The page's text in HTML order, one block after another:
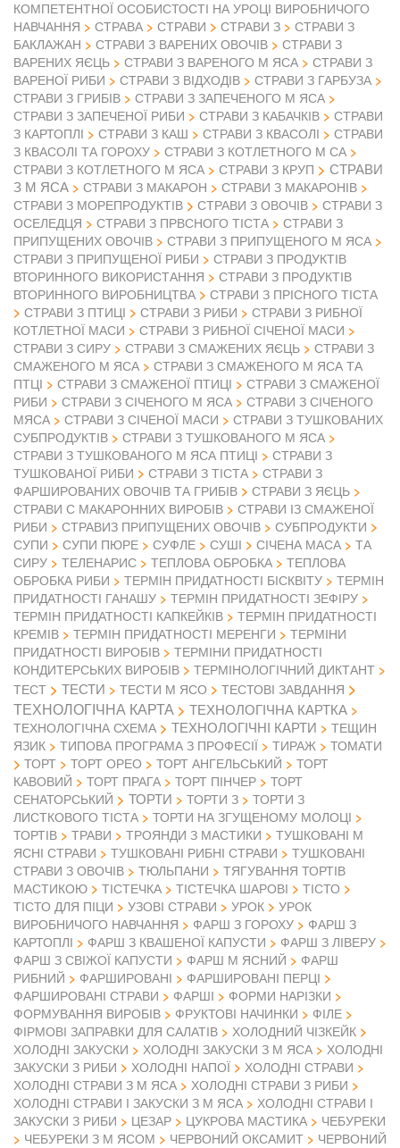
КОМПЕТЕНТНОЇ ОСОБИСТОСТІ НА УРОЦІ ВИРОБНИЧОГО
НАВЧАННЯ
СТРАВА СТРАВИ СТРАВИ З
СТРАВИ З
БАКЛАЖАН
СТРАВИ З ВАРЕНИХ ОВОЧІВ
СТРАВИ З
ВАРЕНИХ ЯЄЦЬ
СТРАВИ З ВАРЕНОГО М ЯСА
СТРАВИ З
ВАРЕНОЇ РИБИ
СТРАВИ З ВІДХОДІВ
СТРАВИ З ГАРБУЗА
СТРАВИ З ГРИБІВ
СТРАВИ З ЗАПЕЧЕНОГО М ЯСА
СТРАВИ З ЗАПЕЧЕНОЇ РИБИ
СТРАВИ З КАБАЧКІВ
СТРАВИ
З КАРТОПЛІ
СТРАВИ З КАШ СТРАВИ З КВАСОЛІ
СТРАВИ
З КВАСОЛІ ТА ГОРОХУ
СТРАВИ З КОТЛЕТНОГО М СА
СТРАВИ З КОТЛЕТНОГО М ЯСА
СТРАВИ З КРУП
СТРАВИ
З М ЯСА
СТРАВИ З МАКАРОН
СТРАВИ З МАКАРОНІВ
СТРАВИ З МОРЕПРОДУКТІВ
СТРАВИ З ОВОЧІВ
СТРАВИ З
ОСЕЛЕДЦЯ
СТРАВИ З ПРВСНОГО ТІСТА
СТРАВИ З
ПРИПУЩЕНИХ ОВОЧІВ
СТРАВИ З ПРИПУЩЕНОГО М ЯСА
СТРАВИ З ПРИПУЩЕНОЇ РИБИ
СТРАВИ З ПРОДУКТІВ
ВТОРИННОГО ВИКОРИСТАННЯ
СТРАВИ З ПРОДУКТІВ
ВТОРИННОГО ВИРОБНИЦТВА
СТРАВИ З ПРІСНОГО ТІСТА
СТРАВИ З ПТИЦІ
СТРАВИ З РИБИ
СТРАВИ З РИБНОЇ
КОТЛЕТНОЇ МАСИ
СТРАВИ З РИБНОЇ СІЧЕНОЇ МАСИ
СТРАВИ З СИРУ
СТРАВИ З СМАЖЕНИХ ЯЄЦЬ
СТРАВИ З
СМАЖЕНОГО М ЯСА
СТРАВИ З СМАЖЕНОГО М ЯСА ТА
ПТЦІ
СТРАВИ З СМАЖЕНОЇ ПТИЦІ
СТРАВИ З СМАЖЕНОЇ
РИБИ
СТРАВИ З СІЧЕНОГО М ЯСА
СТРАВИ З СІЧЕНОГО
МЯСА
СТРАВИ З СІЧЕНОЇ МАСИ
СТРАВИ З ТУШКОВАНИХ
СУБПРОДУКТІВ
СТРАВИ З ТУШКОВАНОГО М ЯСА
СТРАВИ З ТУШКОВАНОГО М ЯСА ПТИЦІ
СТРАВИ З
ТУШКОВАНОЇ РИБИ
СТРАВИ З ТІСТА
СТРАВИ З
ФАРШИРОВАНИХ ОВОЧІВ ТА ГРИБІВ
СТРАВИ З ЯЄЦЬ
СТРАВИ С МАКАРОННИХ ВИРОБІВ
СТРАВИ ІЗ СМАЖЕНОЇ
РИБИ
СТРАВИЗ ПРИПУЩЕНИХ ОВОЧІВ
СУБПРОДУКТИ
СУПИ
СУПИ ПЮРЕ СУФЛЕ СУШІ СІЧЕНА МАСА
ТА
СИРУ
ТЕЛЕНАРИС ТЕПЛОВА ОБРОБКА
ТЕПЛОВА
ОБРОБКА РИБИ
ТЕРМІН ПРИДАТНОСТІ БІСКВІТУ
ТЕРМІН
ПРИДАТНОСТІ ГАНАШУ
ТЕРМІН ПРИДАТНОСТІ ЗЕФІРУ
ТЕРМІН ПРИДАТНОСТІ КАПКЕЙКІВ
ТЕРМІН ПРИДАТНОСТІ
КРЕМІВ
ТЕРМІН ПРИДАТНОСТІ МЕРЕНГИ
ТЕРМІНИ
ПРИДАТНОСТІ ВИРОБІВ
ТЕРМІНИ ПРИДАТНОСТІ
КОНДИТЕРСЬКИХ ВИРОБІВ
ТЕРМІНОЛОГІЧНИЙ ДИКТАНТ
ТЕСТ
ТЕСТИ ТЕСТИ М ЯСО ТЕСТОВІ ЗАВДАННЯ
ТЕХНОЛОГІЧНА КАРТА ТЕХНОЛОГІЧНА КАРТКА
ТЕХНОЛОГІЧНА СХЕМА ТЕХНОЛОГІЧНІ КАРТИ
ТЕЩИН
ЯЗИК
ТИПОВА ПРОГРАМА З ПРОФЕСІЇ ТИРАЖ ТОМАТИ
ТОРТ ТОРТ ОРЕО ТОРТ АНГЕЛЬСЬКИЙ
ТОРТ
КАВОВИЙ
ТОРТ ПРАГА ТОРТ ПІНЧЕР
ТОРТ
СЕНАТОРСЬКИЙ
ТОРТИ ТОРТИ З
ТОРТИ З
ЛИСТКОВОГО ТІСТА
ТОРТИ НА ЗГУЩЕНОМУ МОЛОЦІ
ТОРТІВ
ТРАВИ ТРОЯНДИ З МАСТИКИ
ТУШКОВАНІ М
ЯСНІ СТРАВИ
ТУШКОВАНІ РИБНІ СТРАВИ
ТУШКОВАНІ
СТРАВИ З ОВОЧІВ
ТЮЛЬПАНИ
ТЯГУВАННЯ ТОРТІВ
МАСТИКОЮ
ТІСТЕЧКА ТІСТЕЧКА ШАРОВІ
ТІСТО
ТІСТО ДЛЯ ПІЦИ
УЗОВІ СТРАВИ УРОК
УРОК
ВИРОБНИЧОГО НАВЧАННЯ
ФАРШ З ГОРОХУ
ФАРШ З
КАРТОПЛІ
ФАРШ З КВАШЕНОЇ КАПУСТИ
ФАРШ З ЛІВЕРУ
ФАРШ З СВІЖОЇ КАПУСТИ
ФАРШ М ЯСНИЙ
ФАРШ
РИБНИЙ
ФАРШИРОВАНІ
ФАРШИРОВАНІ ПЕРЦІ
ФАРШИРОВАНІ СТРАВИ
ФАРШІ
ФОРМИ НАРІЗКИ
ФОРМУВАННЯ ВИРОБІВ
ФРУКТОВІ НАЧИНКИ
ФІЛЕ
ФІРМОВІ ЗАПРАВКИ ДЛЯ САЛАТІВ
ХОЛОДНИЙ ЧІЗКЕЙК
ХОЛОДНІ ЗАКУСКИ
ХОЛОДНІ ЗАКУСКИ З М ЯСА
ХОЛОДНІ
ЗАКУСКИ З РИБИ
ХОЛОДНІ НАПОЇ
ХОЛОДНІ СТРАВИ
ХОЛОДНІ СТРАВИ З М ЯСА
ХОЛОДНІ СТРАВИ З РИБИ
ХОЛОДНІ СТРАВИ І ЗАКУСКИ З М ЯСА
ХОЛОДНІ СТРАВИ І
ЗАКУСКИ З РИБИ
ЦЕЗАР ЦУКРОВА МАСТИКА
ЧЕБУРЕКИ
ЧЕБУРЕКИ З М ЯСОМ
ЧЕРВОНИЙ ОКСАМИТ
ЧЕРВОНИЙ